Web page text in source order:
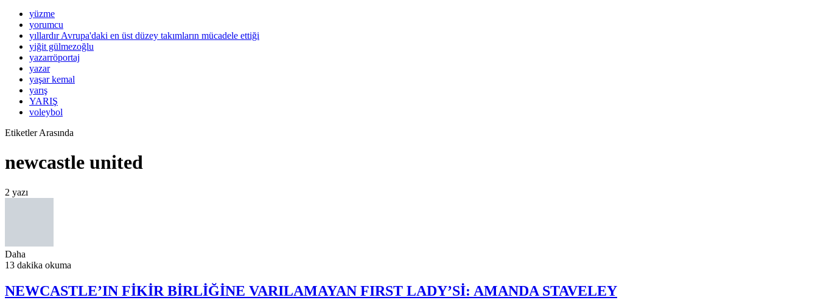
yüzme
yorumcu
yıllardır Avrupa'daki en üst düzey takımların mücadele ettiği
yiğit gülmezoğlu
yazarröportaj
yazar
yaşar kemal
yarış
YARIŞ
voleybol
Etiketler Arasında
newcastle united
2 yazı
Daha
13 dakika okuma
NEWCASTLE’IN FİKİR BİRLİĞİNE VARILAMAYAN FIRST LADY’Sİ: AMANDA STAVELEY